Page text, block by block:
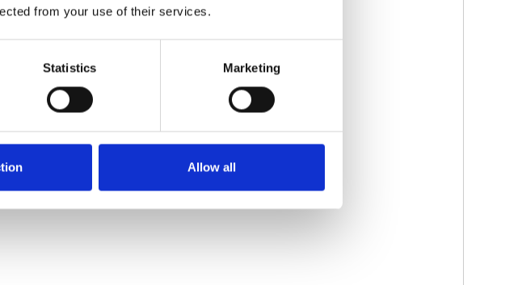
from your use of their services.
Statistics Marketing
Allow all